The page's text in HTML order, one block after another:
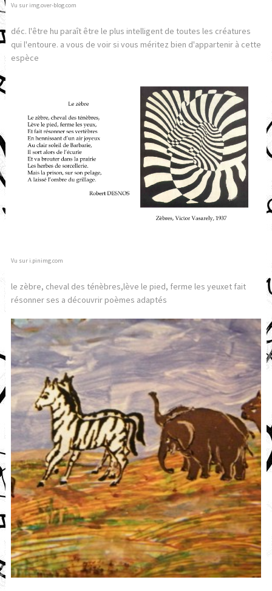
Vu sur img.over-blog.com
déc. l'être hu paraît être le plus intelligent de toutes les créatures
qui l'entoure. a vous de voir si vous méritez bien d'appartenir à cette
espèce
Vu sur i.pinimg.com
le zèbre, cheval des ténèbres,lève le pied, ferme les yeuxet fait
résonner ses a découvrir poèmes adaptés